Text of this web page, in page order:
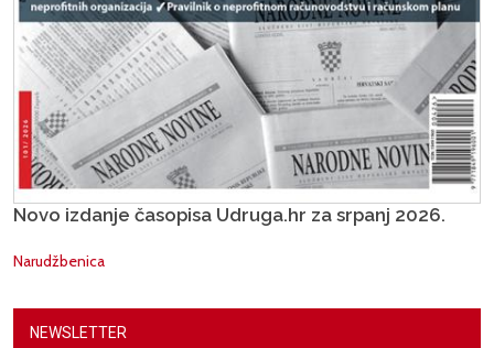
Novo izdanje časopisa Udruga.hr za srpanj 2026.
Narudžbenica
NEWSLETTER